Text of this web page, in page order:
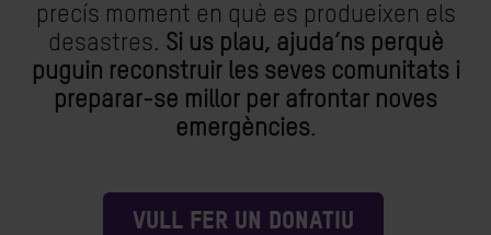
precís moment en què es produeixen els
desastres. Si us plau, ajuda’ns perquè
puguin reconstruir les seves comunitats i
preparar-se millor per afrontar noves
emergències.
VULL FER UN DONATIU